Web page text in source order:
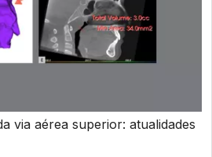
via aérea superior: atualidades